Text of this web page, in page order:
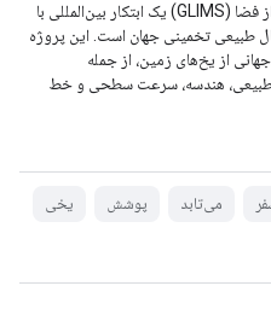
اندازه‌گیری‌های جهانی یخ زمین از فضا (GLIMS) یک ابتکار بین‌المللی با
مکرر ۲۰۰۰۰۰ یخچال طبیعی تخمینی جهان است. این پروژه
از یخ‌های زمین، از جمله
طبیعی، هندسه، سرعت سطحی و خط
می‌تابد پوشش یخی